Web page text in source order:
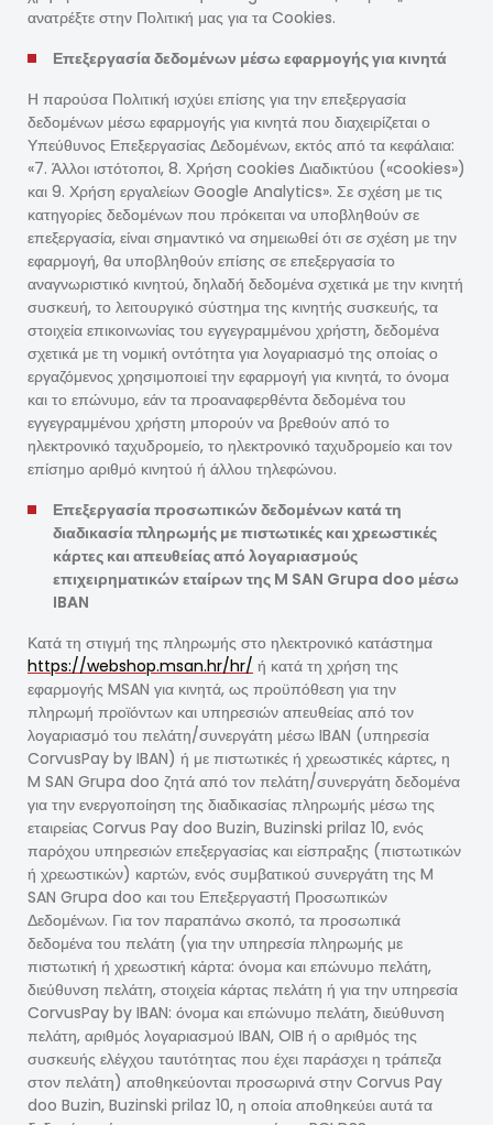
ανατρέξτε στην Πολιτική μας για τα Cookies.
Επεξεργασία δεδομένων μέσω εφαρμογής για κινητά
Η παρούσα Πολιτική ισχύει επίσης για την επεξεργασία
δεδομένων μέσω εφαρμογής για κινητά που διαχειρίζεται ο
Υπεύθυνος Επεξεργασίας Δεδομένων, εκτός από τα κεφάλαια:
«7. Άλλοι ιστότοποι, 8. Χρήση cookies Διαδικτύου («cookies»)
και 9. Χρήση εργαλείων Google Analytics». Σε σχέση με τις
κατηγορίες δεδομένων που πρόκειται να υποβληθούν σε
επεξεργασία, είναι σημαντικό να σημειωθεί ότι σε σχέση με την
εφαρμογή, θα υποβληθούν επίσης σε επεξεργασία το
αναγνωριστικό κινητού, δηλαδή δεδομένα σχετικά με την κινητή
συσκευή, το λειτουργικό σύστημα της κινητής συσκευής, τα
στοιχεία επικοινωνίας του εγγεγραμμένου χρήστη, δεδομένα
σχετικά με τη νομική οντότητα για λογαριασμό της οποίας ο
εργαζόμενος χρησιμοποιεί την εφαρμογή για κινητά, το όνομα
και το επώνυμο, εάν τα προαναφερθέντα δεδομένα του
εγγεγραμμένου χρήστη μπορούν να βρεθούν από το
ηλεκτρονικό ταχυδρομείο, το ηλεκτρονικό ταχυδρομείο και τον
επίσημο αριθμό κινητού ή άλλου τηλεφώνου.
Επεξεργασία προσωπικών δεδομένων κατά τη
διαδικασία πληρωμής με πιστωτικές και χρεωστικές
κάρτες και απευθείας από λογαριασμούς
επιχειρηματικών εταίρων της M SAN Grupa doo μέσω
IBAN
Κατά τη στιγμή της πληρωμής στο ηλεκτρονικό κατάστημα
https://webshop.msan.hr/hr/ ή κατά τη χρήση της
εφαρμογής MSAN για κινητά, ως προϋπόθεση για την
πληρωμή προϊόντων και υπηρεσιών απευθείας από τον
λογαριασμό του πελάτη/συνεργάτη μέσω IBAN (υπηρεσία
CorvusPay by IBAN) ή με πιστωτικές ή χρεωστικές κάρτες, η
M SAN Grupa doo ζητά από τον πελάτη/συνεργάτη δεδομένα
για την ενεργοποίηση της διαδικασίας πληρωμής μέσω της
εταιρείας Corvus Pay doo Buzin, Buzinski prilaz 10, ενός
παρόχου υπηρεσιών επεξεργασίας και είσπραξης (πιστωτικών
ή χρεωστικών) καρτών, ενός συμβατικού συνεργάτη της M
SAN Grupa doo και του Επεξεργαστή Προσωπικών
Δεδομένων. Για τον παραπάνω σκοπό, τα προσωπικά
δεδομένα του πελάτη (για την υπηρεσία πληρωμής με
πιστωτική ή χρεωστική κάρτα: όνομα και επώνυμο πελάτη,
διεύθυνση πελάτη, στοιχεία κάρτας πελάτη ή για την υπηρεσία
CorvusPay by IBAN: όνομα και επώνυμο πελάτη, διεύθυνση
πελάτη, αριθμός λογαριασμού IBAN, OIB ή ο αριθμός της
συσκευής ελέγχου ταυτότητας που έχει παράσχει η τράπεζα
στον πελάτη) αποθηκεύονται προσωρινά στην Corvus Pay
doo Buzin, Buzinski prilaz 10, η οποία αποθηκεύει αυτά τα